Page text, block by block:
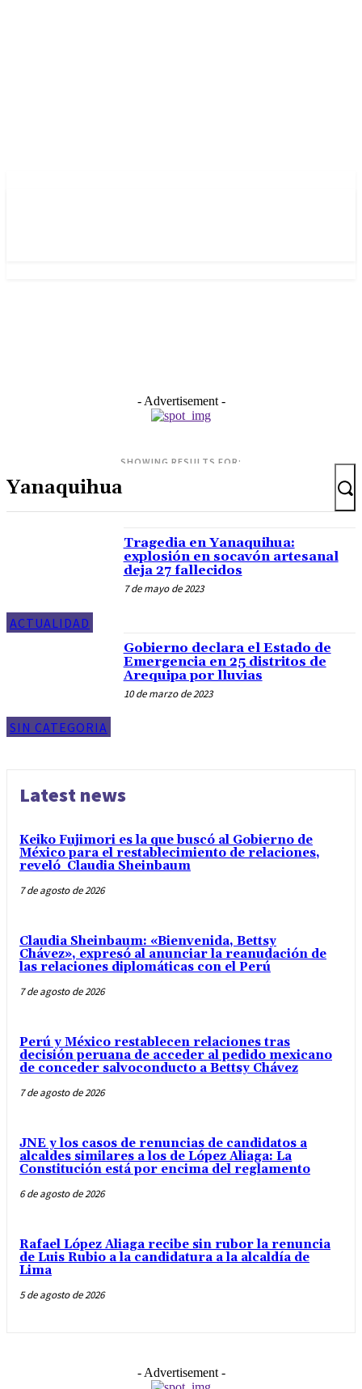
- Advertisement -
SHOWING RESULTS FOR:
ACTUALIDAD
Tragedia en Yanaquihua:
explosión en socavón artesanal
deja 27 fallecidos
7 de mayo de 2023
SIN CATEGORIA
Gobierno declara el Estado de
Emergencia en 25 distritos de
Arequipa por lluvias
10 de marzo de 2023
Latest news
Keiko Fujimori es la que buscó al Gobierno de
México para el restablecimiento de relaciones,
reveló Claudia Sheinbaum
7 de agosto de 2026
Claudia Sheinbaum: «Bienvenida, Bettsy
Chávez», expresó al anunciar la reanudación de
las relaciones diplomáticas con el Perú
7 de agosto de 2026
Perú y México restablecen relaciones tras
decisión peruana de acceder al pedido mexicano
de conceder salvoconducto a Bettsy Chávez
7 de agosto de 2026
JNE y los casos de renuncias de candidatos a
alcaldes similares a los de López Aliaga: La
Constitución está por encima del reglamento
6 de agosto de 2026
Rafael López Aliaga recibe sin rubor la renuncia
de Luis Rubio a la candidatura a la alcaldía de
Lima
5 de agosto de 2026
- Advertisement -